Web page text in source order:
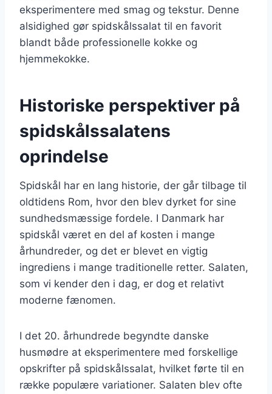
eksperimentere med smag og tekstur. Denne
alsidighed gør spidskålssalat til en favorit
blandt både professionelle kokke og
hjemmekokke.
Historiske perspektiver på
spidskålssalatens
oprindelse
Spidskål har en lang historie, der går tilbage til
oldtidens Rom, hvor den blev dyrket for sine
sundhedsmæssige fordele. I Danmark har
spidskål været en del af kosten i mange
århundreder, og det er blevet en vigtig
ingrediens i mange traditionelle retter. Salaten,
som vi kender den i dag, er dog et relativt
moderne fænomen.
I det 20. århundrede begyndte danske
husmødre at eksperimentere med forskellige
opskrifter på spidskålssalat, hvilket førte til en
række populære variationer. Salaten blev ofte